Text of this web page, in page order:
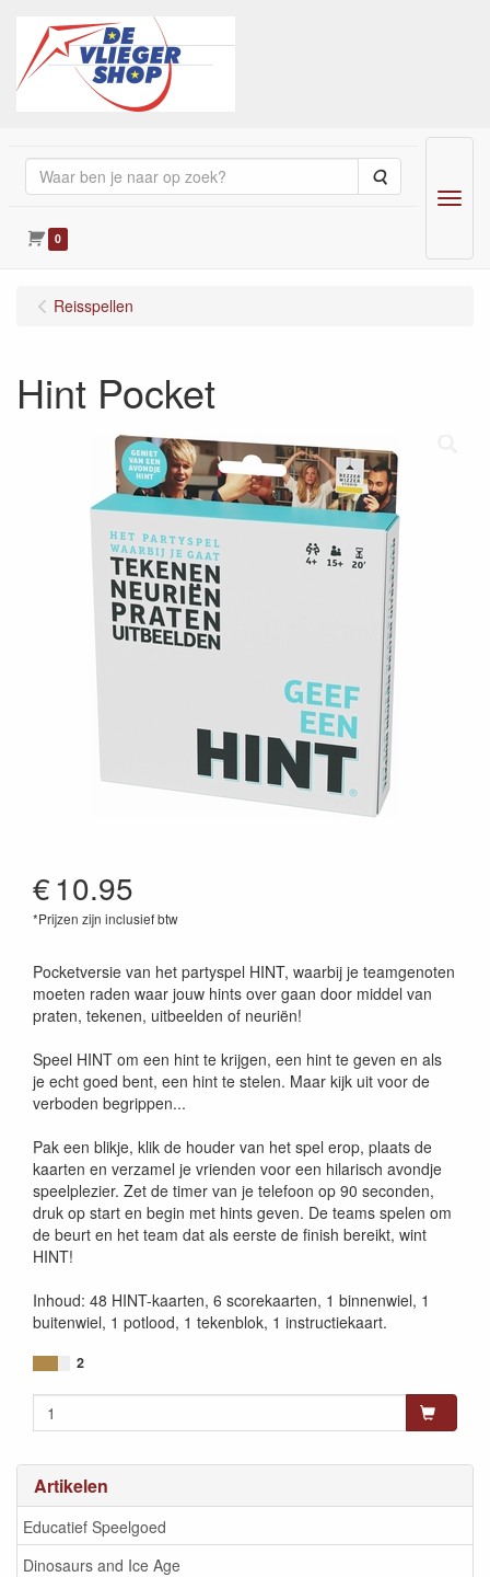
Zoeken
0
Menu
Artikelen
Educatief Speelgoed
Dinosaurs and Ice Age
Reisspellen
Hint Pocket
€10.95
*Prijzen zijn inclusief btw
Pocketversie van het partyspel HINT, waarbij je teamgenoten
moeten raden waar jouw hints over gaan door middel van
praten, tekenen, uitbeelden of neuriën!
Speel HINT om een hint te krijgen, een hint te geven en als
je echt goed bent, een hint te stelen. Maar kijk uit voor de
verboden begrippen...
Pak een blikje, klik de houder van het spel erop, plaats de
kaarten en verzamel je vrienden voor een hilarisch avondje
speelplezier. Zet de timer van je telefoon op 90 seconden,
druk op start en begin met hints geven. De teams spelen om
de beurt en het team dat als eerste de finish bereikt, wint
HINT!
Inhoud: 48 HINT-kaarten, 6 scorekaarten, 1 binnenwiel, 1
buitenwiel, 1 potlood, 1 tekenblok, 1 instructiekaart.
2